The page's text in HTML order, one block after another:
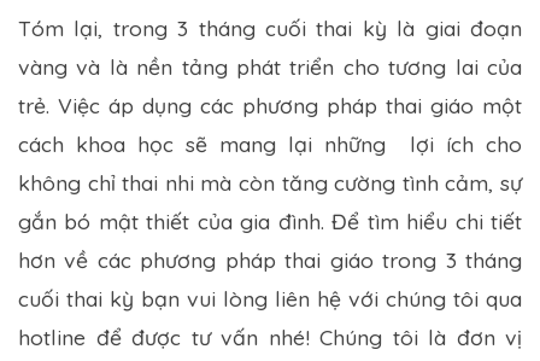
Tóm lại, trong 3 tháng cuối thai kỳ là giai đoạn
vàng và là nền tảng phát triển cho tương lai của
trẻ. Việc áp dụng các phương pháp thai giáo một
cách khoa học sẽ mang lại những lợi ích cho
không chỉ thai nhi mà còn tăng cường tình cảm, sự
gắn bó mật thiết của gia đình. Để tìm hiểu chi tiết
hơn về các phương pháp thai giáo trong 3 tháng
cuối thai kỳ bạn vui lòng liên hệ với chúng tôi qua
hotline để được tư vấn nhé! Chúng tôi là đơn vị